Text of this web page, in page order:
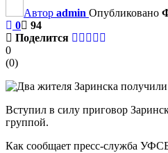
Автор admin Опубликовано
0
94
Поделится
0
(0)
Вступил в силу приговор
группой.
Как сообщает пресс-служба